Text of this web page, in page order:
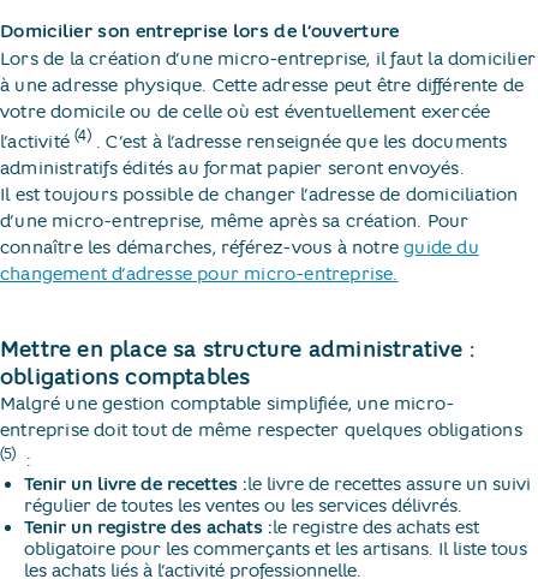
Domicilier son entreprise lors de l’ouverture
Lors de la création d’une micro-entreprise, il faut la domicilier
à une adresse physique. Cette adresse peut être différente de
votre domicile ou de celle où est éventuellement exercée
l’activité(4)​. C’est à l’adresse renseignée que les documents
administratifs édités au format papier seront envoyés.
Il est toujours possible de changer l’adresse de domiciliation
d’une micro-entreprise, même après sa création. Pour
connaître les démarches, référez-vous à notreguide du
changement d’adresse pour micro-entreprise.
Mettre en place sa structure administrative :
obligations comptables
Malgré une gestion comptable simplifiée, une micro-
entreprise doit tout de même respecter quelques obligations
(5)
​ :
Tenir un livre de recettes :le livre de recettes assure un suivi
régulier de toutes les ventes ou les services délivrés.
Tenir un registre des achats :le registre des achats est
obligatoire pour les commerçants et les artisans. Il liste tous
les achats liés à l’activité professionnelle.